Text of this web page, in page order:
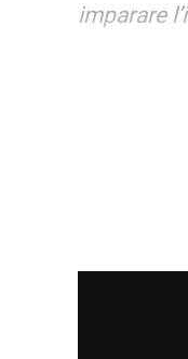
imparare
prendere